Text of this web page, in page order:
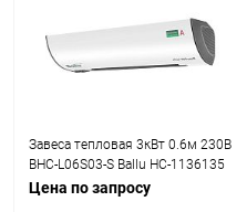
Завеса тепловая 3кВт 0.6м 230В
BHC-L06S03-S Ballu НС-1136135
Цена по запросу